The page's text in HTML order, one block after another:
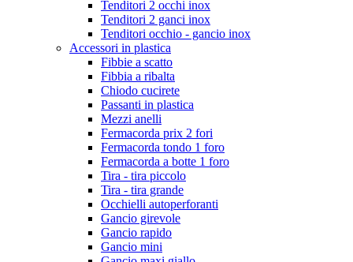
Tenditori 2 occhi inox
Tenditori 2 ganci inox
Tenditori occhio - gancio inox
Accessori in plastica
Fibbie a scatto
Fibbia a ribalta
Chiodo cucirete
Passanti in plastica
Mezzi anelli
Fermacorda prix 2 fori
Fermacorda tondo 1 foro
Fermacorda a botte 1 foro
Tira - tira piccolo
Tira - tira grande
Occhielli autoperforanti
Gancio girevole
Gancio rapido
Gancio mini